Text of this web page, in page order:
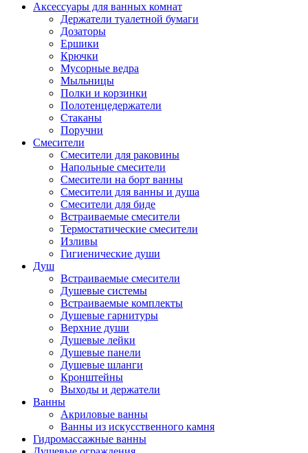
Аксессуары для ванных комнат
Держатели туалетной бумаги
Дозаторы
Ершики
Крючки
Мусорные ведра
Мыльницы
Полки и корзинки
Полотенцедержатели
Стаканы
Поручни
Смесители
Смесители для раковины
Напольные смесители
Смесители на борт ванны
Смесители для ванны и душа
Смесители для биде
Встраиваемые смесители
Термостатические смесители
Изливы
Гигиенические души
Душ
Встраиваемые смесители
Душевые системы
Встраиваемые комплекты
Душевые гарнитуры
Верхние души
Душевые лейки
Душевые панели
Душевые шланги
Кронштейны
Выходы и держатели
Ванны
Акриловые ванны
Ванны из искусственного камня
Гидромассажные ванны